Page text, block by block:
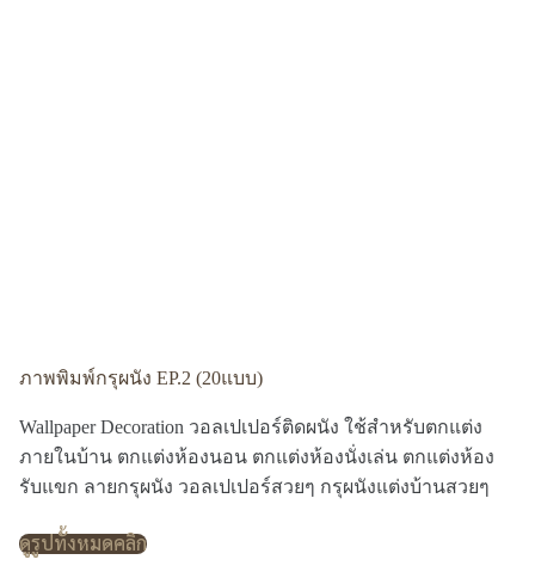
ภาพพิมพ์กรุผนัง EP.2 (20แบบ)
Wallpaper Decoration วอลเปเปอร์ติดผนัง ใช้สำหรับตกแต่ง
ภายในบ้าน ตกแต่งห้องนอน ตกแต่งห้องนั่งเล่น ตกแต่งห้อง
รับแขก ลายกรุผนัง วอลเปเปอร์สวยๆ กรุผนังแต่งบ้านสวยๆ
ดูรูปทั้งหมดคลิก